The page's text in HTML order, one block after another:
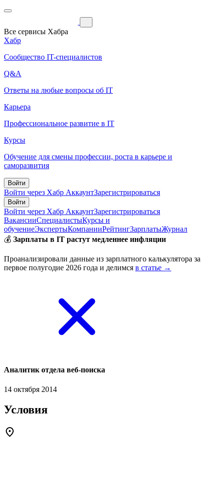
Все сервисы Хабра
Хабр
Сообщество IT-специалистов
Q&A
Ответы на любые вопросы об IT
Карьера
Профессиональное развитие в IT
Курсы
Обучение для смены профессии, роста в карьере и
саморазвития
Войти
Войти через Хабр АккаунтЗарегистрироваться
Войти
Войти через Хабр АккаунтЗарегистрироваться
ВакансииСпециалистыКурсы и
обучениеЭкспертыКомпанииРейтингЗарплатыЖурнал
💰 Зарплаты в IT растут медленнее инфляции
Проанализировали данные из зарплатного калькулятора за
первое полугодие 2026 года и делимся в статье →
Аналитик отдела веб-поиска
14 октября 2014
Условия